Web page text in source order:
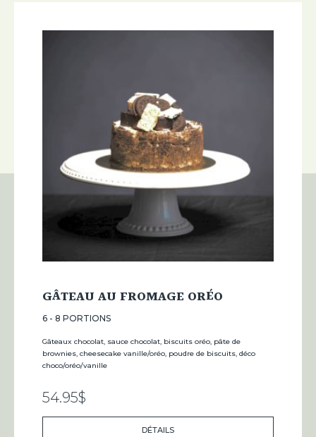
GÂTEAU AU FROMAGE ORÉO
6 - 8 PORTIONS
Gâteaux chocolat, sauce chocolat, biscuits oréo, pâte de
brownies, cheesecake vanille/oréo, poudre de biscuits, déco
choco/oréo/vanille
54.95$
DÉTAILS